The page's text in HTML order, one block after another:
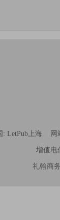
: LetPub上海网站
增值电
礼翰商